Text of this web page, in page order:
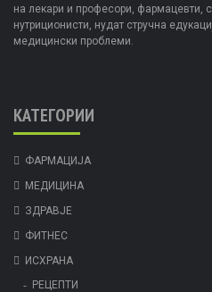
на лекари и професори, фармацевти,
нутриционисти, нудат стручна
медицински проблеми.
КАТЕГОРИИ
ФАРМАЦИЈА
МЕДИЦИНА
ЗДРАВЈЕ
ФИТНЕС
ИСХРАНА
РЕЦЕПТИ